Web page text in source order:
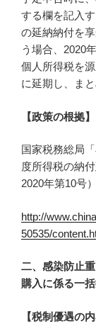
する欄を記入
の延納納付を
う場合、2020
個人所得税を
に延期し、ま
【政策の根拠】
国家税務総局
度所得税の納
2020年第10号）
http://
50535/
二、感染防止
購入に係る一
【税制優遇の内